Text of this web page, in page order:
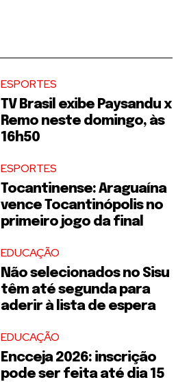
ESPORTES
TV Brasil exibe Paysandu x
Remo neste domingo, às
16h50
ESPORTES
Tocantinense: Araguaína
vence Tocantinópolis no
primeiro jogo da final
EDUCAÇÃO
Não selecionados no Sisu
têm até segunda para
aderir à lista de espera
EDUCAÇÃO
Encceja 2026: inscrição
pode ser feita até dia 15